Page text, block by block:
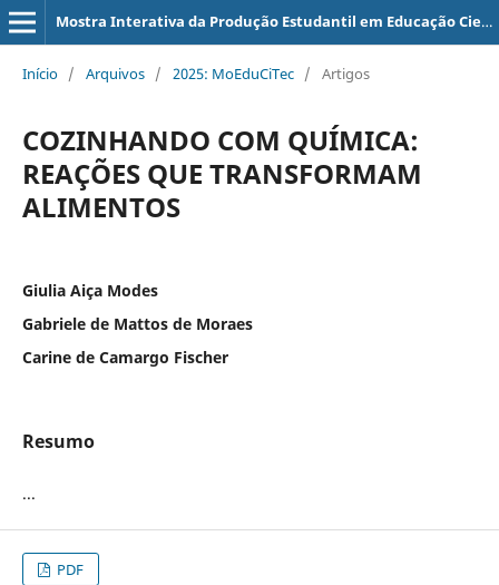
Mostra Interativa da Produção Estudantil em Educação Científica e Tecnológica
Início / Arquivos / 2025: MoEduCiTec / Artigos
COZINHANDO COM QUÍMICA:
REAÇÕES QUE TRANSFORMAM
ALIMENTOS
Giulia Aiça Modes
Gabriele de Mattos de Moraes
Carine de Camargo Fischer
Resumo
...
PDF